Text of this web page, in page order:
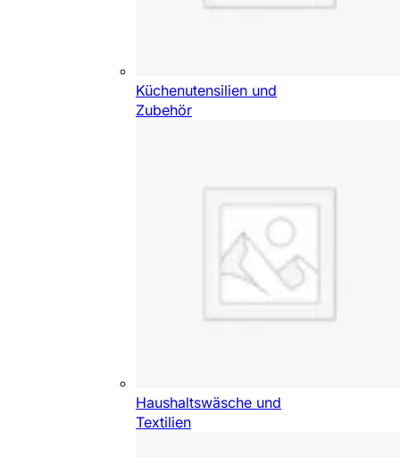
Küchenutensilien und
Zubehör
Haushaltswäsche und
Textilien